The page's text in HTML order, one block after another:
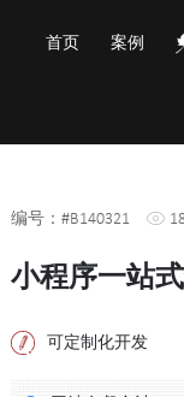
首页 案例
编号：#B140321
小程序一站
可定制化开发